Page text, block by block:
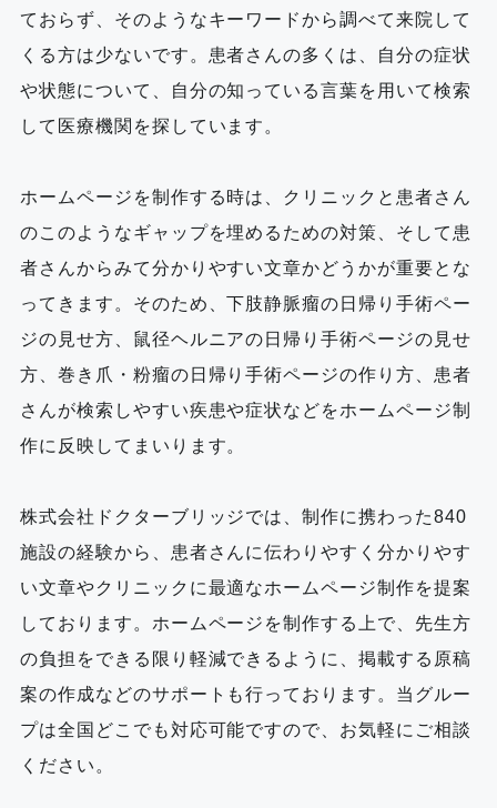
ておらず、そのようなキーワードから調べて来院して
くる方は少ないです。患者さんの多くは、自分の症状
や状態について、自分の知っている言葉を用いて検索
して医療機関を探しています。
ホームページを制作する時は、クリニックと患者さん
のこのようなギャップを埋めるための対策、そして患
者さんからみて分かりやすい文章かどうかが重要とな
ってきます。そのため、下肢静脈瘤の日帰り手術ペー
ジの見せ方、鼠径ヘルニアの日帰り手術ページの見せ
方、巻き爪・粉瘤の日帰り手術ページの作り方、患者
さんが検索しやすい疾患や症状などをホームページ制
作に反映してまいります。
株式会社ドクターブリッジでは、制作に携わった840
施設の経験から、患者さんに伝わりやすく分かりやす
い文章やクリニックに最適なホームページ制作を提案
しております。ホームページを制作する上で、先生方
の負担をできる限り軽減できるように、掲載する原稿
案の作成などのサポートも行っております。当グルー
プは全国どこでも対応可能ですので、お気軽にご相談
ください。